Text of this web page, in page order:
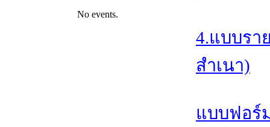
No events.
4.แบบรา
สำเนา)
แบบฟอร์